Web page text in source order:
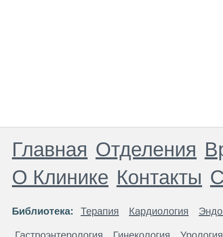
Главная Отделения
О Клинике Контакты
Библиотека: Терапия Кардиология